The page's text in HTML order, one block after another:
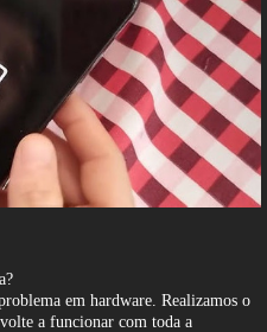
em hardware. Realizamos o
a funcionar com toda a